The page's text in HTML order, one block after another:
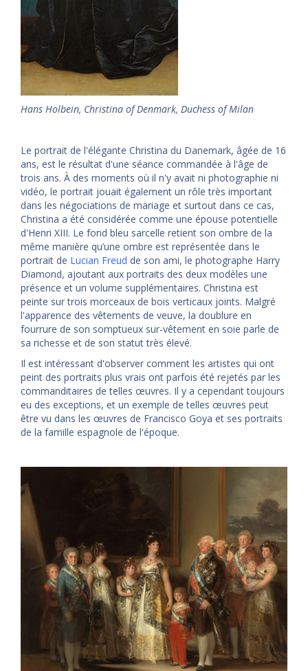
Hans Holbein, Christina of Denmark, Duchess of Milan
Le portrait de l'élégante Christina du Danemark, âgée de 16
ans, est le résultat d'une séance commandée à l'âge de
trois ans. À des moments où il n'y avait ni photographie ni
vidéo, le portrait jouait également un rôle très important
dans les négociations de mariage et surtout dans ce cas,
Christina a été considérée comme une épouse potentielle
d'Henri XIII. Le fond bleu sarcelle retient son ombre de la
même manière qu’une ombre est représentée dans le
portrait de Lucian Freud de son ami, le photographe Harry
Diamond, ajoutant aux portraits des deux modèles une
présence et un volume supplémentaires. Christina est
peinte sur trois morceaux de bois verticaux joints. Malgré
l'apparence des vêtements de veuve, la doublure en
fourrure de son somptueux sur-vêtement en soie parle de
sa richesse et de son statut très élevé.
Il est intéressant d'observer comment les artistes qui ont
peint des portraits plus vrais ont parfois été rejetés par les
commanditaires de telles œuvres. Il y a cependant toujours
eu des exceptions, et un exemple de telles œuvres peut
être vu dans les œuvres de Francisco Goya et ses portraits
de la famille espagnole de l'époque.